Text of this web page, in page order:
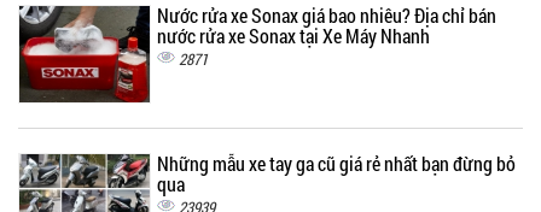
Nước rửa xe Sonax giá bao nhiêu? Địa chỉ bán
nước rửa xe Sonax tại Xe Máy Nhanh
2871
Những mẫu xe tay ga cũ giá rẻ nhất bạn đừng bỏ
qua
23939